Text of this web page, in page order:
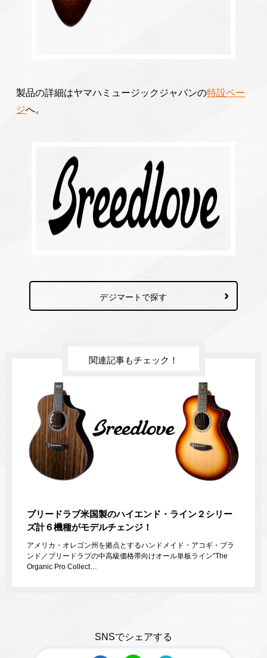
製品の詳細はヤマハミュージックジャパンの特設ペー
ジへ。
デジマートで探す
関連記事もチェック！
ブリードラブ米国製のハイエンド・ライン２シリー
ズ計６機種がモデルチェンジ！
アメリカ・オレゴン州を拠点とするハンドメイド・アコギ・ブラ
ンド／ブリードラブの中高級価格帯向けオール単板ライン“The
Organic Pro Collect…
SNSでシェアする